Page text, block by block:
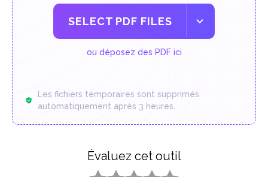
SELECT PDF FILES
ou déposez des PDF ici
Les fichiers temporaires sont supprimés
automatiquement après 3 heures.
Évaluez cet outil